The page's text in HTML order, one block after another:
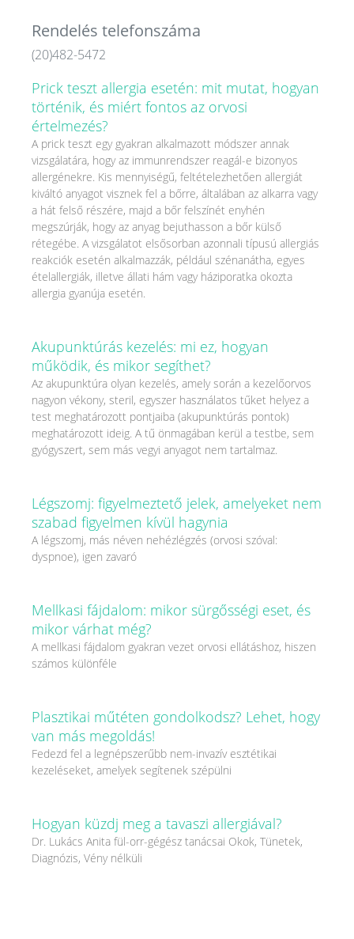
Rendelés telefonszáma
(20)482-5472
Prick teszt allergia esetén: mit mutat, hogyan
történik, és miért fontos az orvosi
értelmezés?
A prick teszt egy gyakran alkalmazott módszer annak
vizsgálatára, hogy az immunrendszer reagál-e bizonyos
allergénekre. Kis mennyiségű, feltételezhetően allergiát
kiváltó anyagot visznek fel a bőrre, általában az alkarra vagy
a hát felső részére, majd a bőr felszínét enyhén
megszúrják, hogy az anyag bejuthasson a bőr külső
rétegébe. A vizsgálatot elsősorban azonnali típusú allergiás
reakciók esetén alkalmazzák, például szénanátha, egyes
ételallergiák, illetve állati hám vagy háziporatka okozta
allergia gyanúja esetén.
Akupunktúrás kezelés: mi ez, hogyan
működik, és mikor segíthet?
Az akupunktúra olyan kezelés, amely során a kezelőorvos
nagyon vékony, steril, egyszer használatos tűket helyez a
test meghatározott pontjaiba (akupunktúrás pontok)
meghatározott ideig. A tű önmagában kerül a testbe, sem
gyógyszert, sem más vegyi anyagot nem tartalmaz.
Légszomj: figyelmeztető jelek, amelyeket nem
szabad figyelmen kívül hagynia
A légszomj, más néven nehézlégzés (orvosi szóval:
dyspnoe), igen zavaró
Mellkasi fájdalom: mikor sürgősségi eset, és
mikor várhat még?
A mellkasi fájdalom gyakran vezet orvosi ellátáshoz, hiszen
számos különféle
Plasztikai műtéten gondolkodsz? Lehet, hogy
van más megoldás!
Fedezd fel a legnépszerűbb nem-invazív esztétikai
kezeléseket, amelyek segítenek szépülni
Hogyan küzdj meg a tavaszi allergiával?
Dr. Lukács Anita fül-orr-gégész tanácsai Okok, Tünetek,
Diagnózis, Vény nélküli